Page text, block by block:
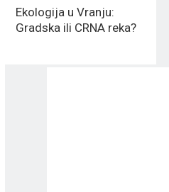
Ekologija u Vranju:
Gradska ili CRNA reka?